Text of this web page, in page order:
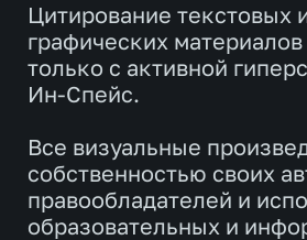
Цитирование текстовых
графических
только с активной
Ин-Спейс.
Все визуальные
собственностью своих
правообладателей и
образовательных и